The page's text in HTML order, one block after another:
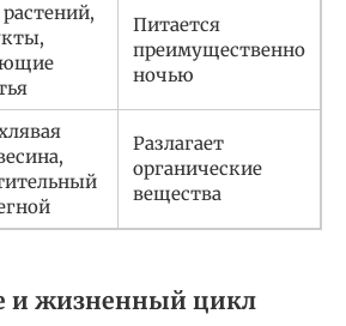
Питается
преимущественно
ночью
Разлагает
органические
вещества
и жизненный цикл